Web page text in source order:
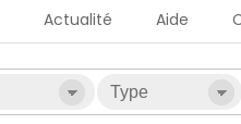
Actualité Aide